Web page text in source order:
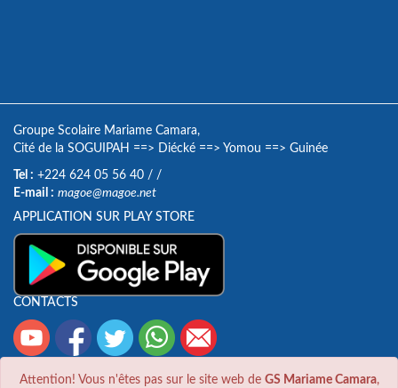
Groupe Scolaire Mariame Camara,
Cité de la SOGUIPAH ==> Diécké ==> Yomou ==> Guinée
Tel : +224 624 05 56 40 / /
E-mail : magoe@magoe.net
APPLICATION SUR PLAY STORE
CONTACTS
Attention! Vous n'êtes pas sur le site web de GS Mariame Camara,